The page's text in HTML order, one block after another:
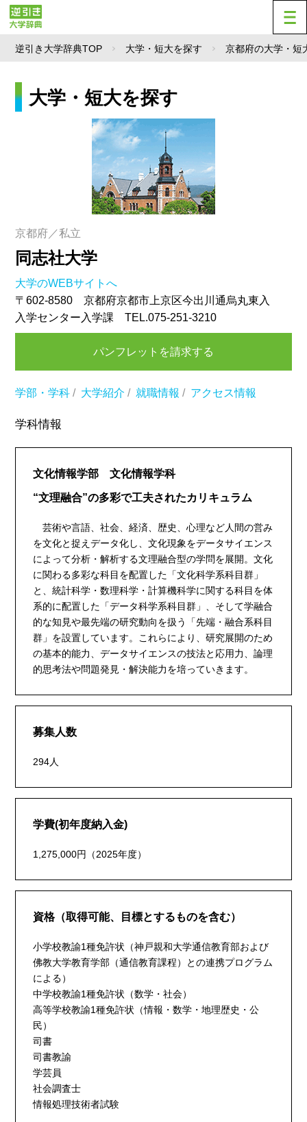
逆引き大学辞典TOP 大学・短大を探す 京都府の大学・短
大学・短大を探す
京都府／私立
同志社大学
大学のWEBサイトへ
〒602-8580 京都府京都市上京区今出川通烏丸東入
入学センター入学課 TEL.075-251-3210
パンフレットを請求する
学部・学科 / 大学紹介 / 就職情報 / アクセス情報
学科情報
文化情報学部 文化情報学科
“文理融合”の多彩で工夫されたカリキュラム
芸術や言語、社会、経済、歴史、心理など人間の営み
を文化と捉えデータ化し、文化現象をデータサイエンス
によって分析・解析する文理融合型の学問を展開。文化
に関わる多彩な科目を配置した「文化科学系科目群」
と、統計科学・数理科学・計算機科学に関する科目を体
系的に配置した「データ科学系科目群」、そして学融合
的な知見や最先端の研究動向を扱う「先端・融合系科目
群」を設置しています。これらにより、研究展開のため
の基本的能力、データサイエンスの技法と応用力、論理
的思考法や問題発見・解決能力を培っていきます。
募集人数
294人
学費(初年度納入金)
1,275,000円（2025年度）
資格（取得可能、目標とするものを含む）
小学校教諭1種免許状（神戸親和大学通信教育部および
佛教大学教育学部（通信教育課程）との連携プログラム
による）
中学校教諭1種免許状（数学・社会）
高等学校教諭1種免許状（情報・数学・地理歴史・公
民）
司書
司書教諭
学芸員
社会調査士
情報処理技術者試験